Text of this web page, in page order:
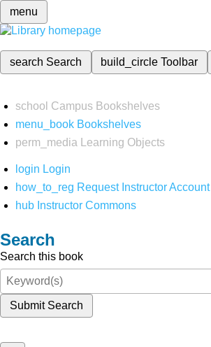
menu
search Search build_circleToolbar
school Campus Bookshelves
menu_book Bookshelves
perm_media
Learning Objects
login Login
how_to_reg Request Instructor Account
hub Instructor Commons
Search
Search this book
Submit Search